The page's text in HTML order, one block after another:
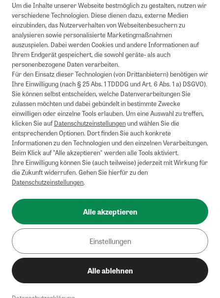
Um die Inhalte unserer Webseite bestmöglich zu gestalten, nutzen wir
verschiedene Technologien. Diese dienen dazu, externe Medien
einzubinden, das Nutzerverhalten von Webseitenbesuchern zu
analysieren sowie personalisierte Marketingmaßnahmen
auszuspielen. Dabei werden Cookies und andere Informationen auf
Ihrem Endgerät gespeichert, die sowohl geräte- als auch
personenbezogene Daten verarbeiten.
Für den Einsatz dieser Technologien (von Drittanbietern) benötigen wir
Ihre Einwilligung (nach § 25 Abs. 1 TDDDG und Art. 6 Abs. 1 a) DSGVO).
Sie können selbst entscheiden, welche Datenverarbeitungen Sie
zulassen möchten und dabei gebündelt in bestimmte Zwecke
einwilligen oder einzelne Tools erlauben. Um eine Auswahl zu treffen,
klicken Sie aufDatenschutzeinstellungenund wählen Sie die
entsprechenden Optionen. Dort finden Sie auch konkrete
Informationen zu den Technologien und den einzelnen Verarbeitungen.
Beim Klick auf "Alle akzeptieren" werden alle Tools aktiviert.
Ihre Einwilligung können Sie (auch teilweise) jederzeit mit Wirkung für
die Zukunft widerrufen. Gehen Sie hierfür zu den
Datenschutzeinstellungen.
Alle akzeptieren
Einstellungen
Alle ablehnen
Mindestbestellwert von 50€. Nicht anwendbar auf Produkte, die der
Buchpreisbindung unterliegen, ZEIT-Akademie, e-Books. Keine
Barauszahlung möglich. Nicht mit weiteren Gutscheinen/Rabatten
kombinierbar.
Briefsendungen sind vom kostenlosen Rückversand ausgeschlossen.
Weitere Informationen zu Rücksendungen finden Sie hier.
Alle Preise inkl. gesetzl. MwSt. zzgl. Versandkosten
AGB
Datenschutz
Widerrufsbelehrung
Barrierefreiheit
Cookies/Tracking
Instagram Pinterest